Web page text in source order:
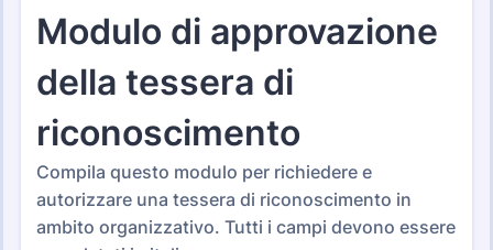
Moduli per il controllo degli
accessi